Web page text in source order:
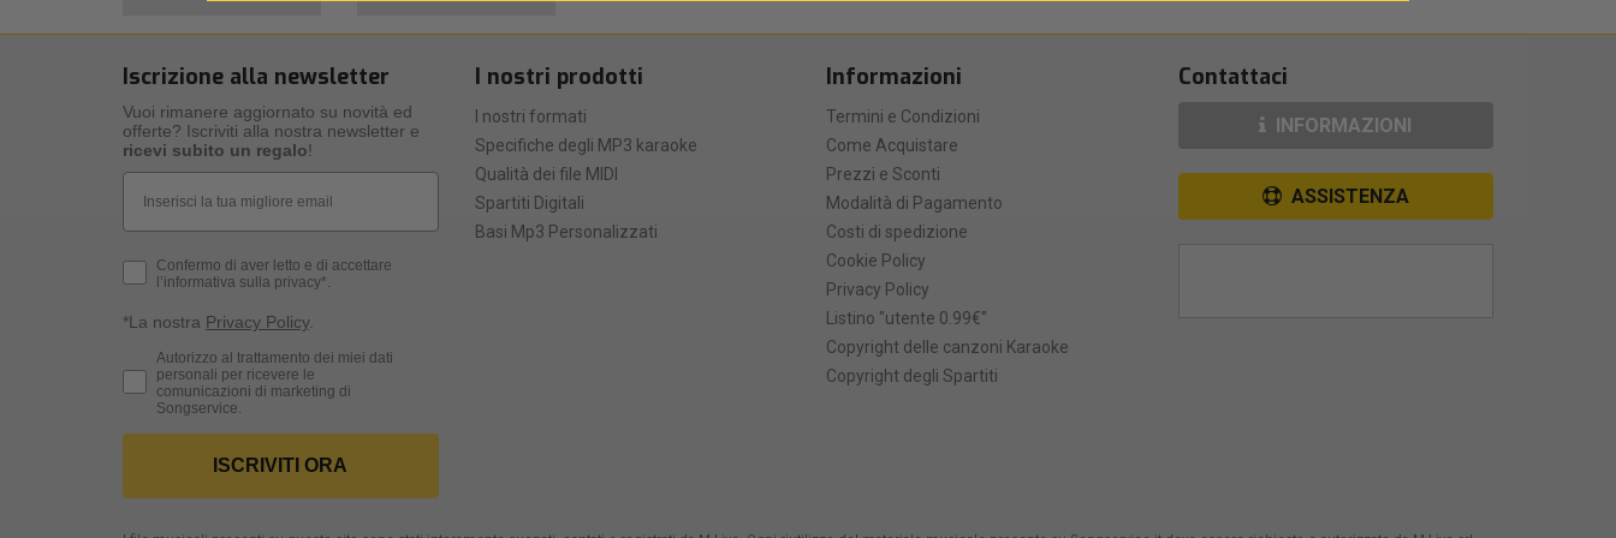
Iscrizione alla newsletter
Vuoi rimanere aggiornato su novità ed
offerte? Iscriviti alla nostra newsletter e
ricevi subito un regalo!
Privacy Policy
Confermo di aver letto e di accettare
l’informativa sulla privacy*.
*La nostra Privacy Policy.
Consenso Marketing
Autorizzo al trattamento dei miei dati
personali per ricevere le
comunicazioni di marketing di
Songservice.
ISCRIVITI ORA
I nostri prodotti
I nostri formati
Specifiche degli MP3 karaoke
Qualità dei file MIDI
Spartiti Digitali
Basi Mp3 Personalizzati
Informazioni
Termini e Condizioni
Come Acquistare
Prezzi e Sconti
Modalità di Pagamento
Costi di spedizione
Cookie Policy
Privacy Policy
Listino "utente 0.99€"
Copyright delle canzoni Karaoke
Copyright degli Spartiti
Contattaci
INFORMAZIONI
ASSISTENZA